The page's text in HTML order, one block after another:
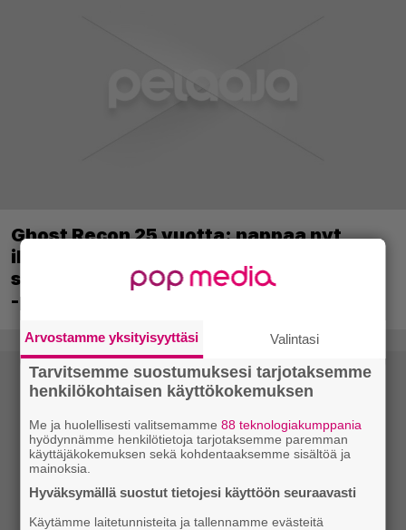
Ghost Recon 25 vuotta: nappaa nyt
ilmaiseksi Ghost Recon: Future Soldier
sekä merkittävä Ghost Recon Wildlands
-päivitys
Arvostamme yksityisyyttäsi Valintasi
Tarvitsemme suostumuksesi tarjotaksemme
henkilökohtaisen käyttökokemuksen
Me ja huolellisesti valitsemamme88 teknologiakumppania
hyödynnämme henkilötietoja tarjotaksemme paremman
käyttäjäkokemuksen sekä kohdentaaksemme sisältöä ja
mainoksia.
Hyväksymällä suostut tietojesi käyttöön seuraavasti
Käytämme laitetunnisteita ja tallennamme evästeitä